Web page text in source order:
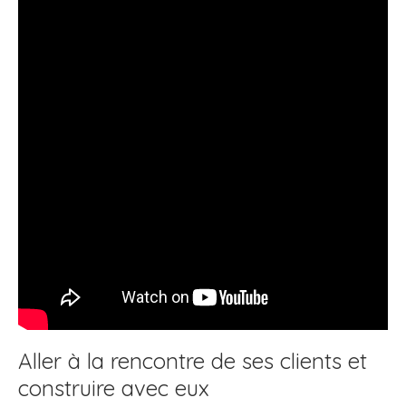
Aller à la rencontre de ses clients et
construire avec eux